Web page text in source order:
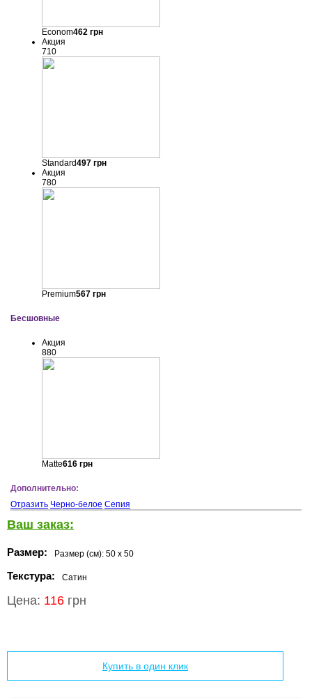
Econom462грн
Акция
710
Standard497грн
Акция
780
Premium567грн
Бесшовные
Акция
880
Matte616грн
Дополнительно:
Отразить Черно-белое Сепия
Ваш заказ:
Размер: Размер (см): 50 x 50
Текстура: Сатин
Цена: 116 грн
Купить в один клик